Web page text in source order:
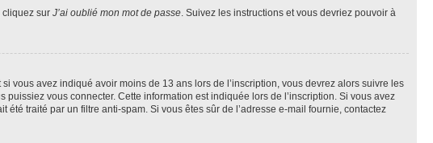
cliquez sur J’ai oublié mon mot de passe. Suivez les instructions et vous devriez pouvoir à
vous avez indiqué avoir moins de 13 ans lors de l’inscription, vous devrez alors suivre les
vous connecter. Cette information est indiquée lors de l’inscription. Si vous avez
traité par un filtre anti-spam. Si vous êtes sûr de l’adresse e-mail fournie, contactez